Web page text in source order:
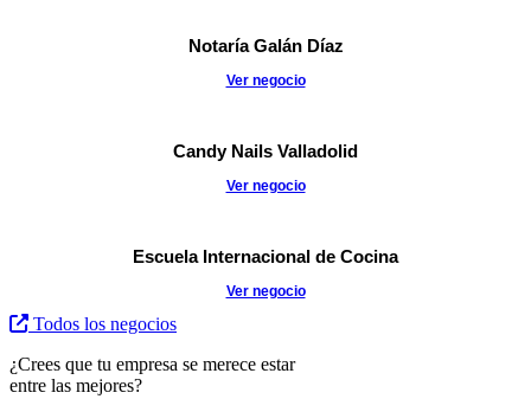
Notaría Galán Díaz
Ver negocio
Candy Nails Valladolid
Ver negocio
Escuela Internacional de Cocina
Ver negocio
Todos los negocios
¿Crees que tu empresa se merece estar
entre las mejores?